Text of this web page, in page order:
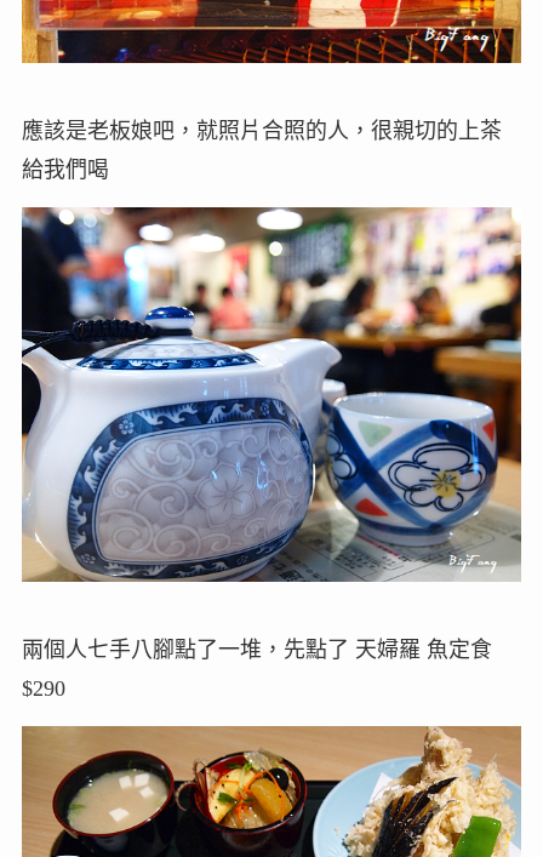
應該是老板娘吧，就照片合照的人，很親切的上茶
給我們喝
兩個人七手八腳點了一堆，先點了 天婦羅 魚定食
$290